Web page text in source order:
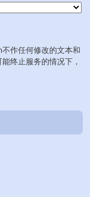
作任何修改的文本和
终止服务的情况下，